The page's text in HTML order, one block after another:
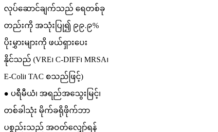
လုပ်ဆောင်ချက်သည် ရေတစ်ခု
တည်းကို အသုံးပြု၍ ၉၉.၉%
ပိုးမွှားများကို ဖယ်ရှားပေး
နိုင်သည် (VRE၊ C-DIFF၊ MRSA၊
E-Coli၊ TAC စသည်ဖြင့်)
● ပရီမီယံ၊ အရည်အသွေးမြင့်၊
တစ်ခါသုံး မိုက်ခရိုဖိုက်ဘာ
ပစ္စည်းသည် အဝတ်လျှော်ရန်